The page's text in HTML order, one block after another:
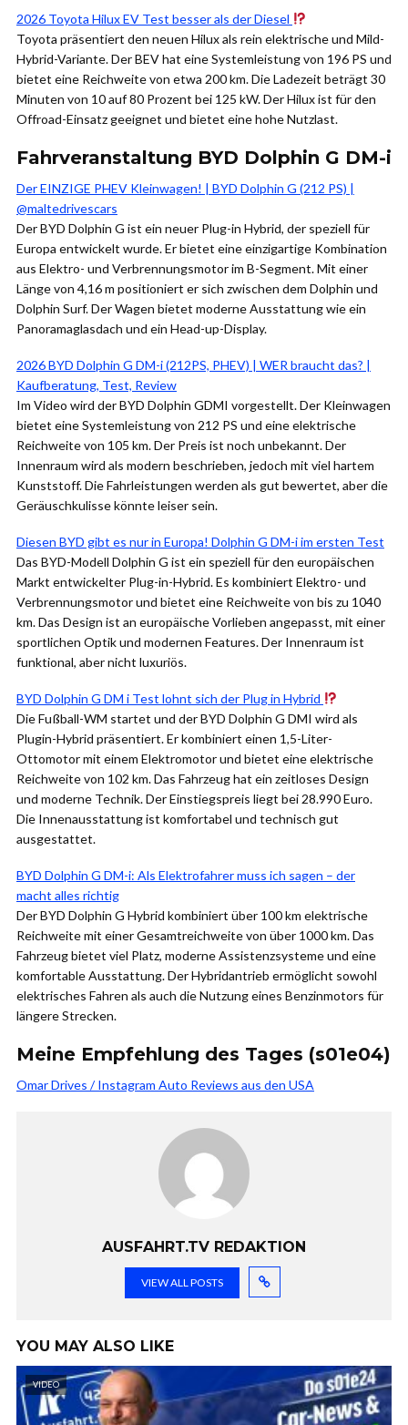
2026 Toyota Hilux EV Test besser als der Diesel
Toyota präsentiert den neuen Hilux als rein elektrische und Mild-
Hybrid-Variante. Der BEV hat eine Systemleistung von 196 PS und
bietet eine Reichweite von etwa 200 km. Die Ladezeit beträgt 30
Minuten von 10 auf 80 Prozent bei 125 kW. Der Hilux ist für den
Offroad-Einsatz geeignet und bietet eine hohe Nutzlast.
Fahrveranstaltung BYD Dolphin G DM-i
Der EINZIGE PHEV Kleinwagen! | BYD Dolphin G (212 PS) |
@maltedrivescars
Der BYD Dolphin G ist ein neuer Plug-in Hybrid, der speziell für
Europa entwickelt wurde. Er bietet eine einzigartige Kombination
aus Elektro- und Verbrennungsmotor im B-Segment. Mit einer
Länge von 4,16 m positioniert er sich zwischen dem Dolphin und
Dolphin Surf. Der Wagen bietet moderne Ausstattung wie ein
Panoramaglasdach und ein Head-up-Display.
2026 BYD Dolphin G DM-i (212PS, PHEV) | WER braucht das? |
Kaufberatung, Test, Review
Im Video wird der BYD Dolphin GDMI vorgestellt. Der Kleinwagen
bietet eine Systemleistung von 212 PS und eine elektrische
Reichweite von 105 km. Der Preis ist noch unbekannt. Der
Innenraum wird als modern beschrieben, jedoch mit viel hartem
Kunststoff. Die Fahrleistungen werden als gut bewertet, aber die
Geräuschkulisse könnte leiser sein.
Diesen BYD gibt es nur in Europa! Dolphin G DM-i im ersten Test
Das BYD-Modell Dolphin G ist ein speziell für den europäischen
Markt entwickelter Plug-in-Hybrid. Es kombiniert Elektro- und
Verbrennungsmotor und bietet eine Reichweite von bis zu 1040
km. Das Design ist an europäische Vorlieben angepasst, mit einer
sportlichen Optik und modernen Features. Der Innenraum ist
funktional, aber nicht luxuriös.
BYD Dolphin G DM i Test lohnt sich der Plug in Hybrid
Die Fußball-WM startet und der BYD Dolphin G DMI wird als
Plugin-Hybrid präsentiert. Er kombiniert einen 1,5-Liter-
Ottomotor mit einem Elektromotor und bietet eine elektrische
Reichweite von 102 km. Das Fahrzeug hat ein zeitloses Design
und moderne Technik. Der Einstiegspreis liegt bei 28.990 Euro.
Die Innenausstattung ist komfortabel und technisch gut
ausgestattet.
BYD Dolphin G DM-i: Als Elektrofahrer muss ich sagen – der
macht alles richtig
Der BYD Dolphin G Hybrid kombiniert über 100 km elektrische
Reichweite mit einer Gesamtreichweite von über 1000 km. Das
Fahrzeug bietet viel Platz, moderne Assistenzsysteme und eine
komfortable Ausstattung. Der Hybridantrieb ermöglicht sowohl
elektrisches Fahren als auch die Nutzung eines Benzinmotors für
längere Strecken.
Meine Empfehlung des Tages (s01e04)
Omar Drives / Instagram Auto Reviews aus den USA
AUSFAHRT.TV REDAKTION
VIEW ALL POSTS
YOU MAY ALSO LIKE
VIDEO